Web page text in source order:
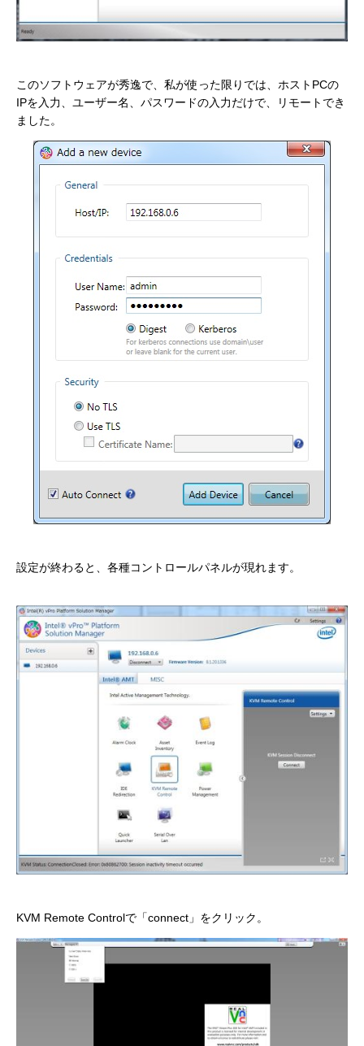
このソフトウェアが秀逸で、私が使った限りでは、ホストPCの
IPを入力、ユーザー名、パスワードの入力だけで、リモートでき
ました。
設定が終わると、各種コントロールパネルが現れます。
KVM Remote Controlで「connect」をクリック。